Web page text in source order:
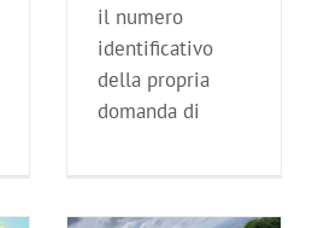
il numero
identificativo
della propria
domanda di